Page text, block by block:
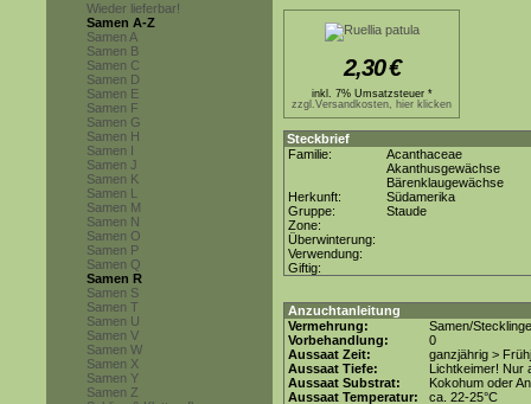
Wieder lieferbar!
Samen A-Z
Samen A
Samen B
Samen C
Samen D
Samen E
Samen F
Samen G
Samen H
Samen I
Samen J
Samen K
Samen L
Samen M
Samen N
Samen O
Samen P
Samen Q
Samen R
Samen S
Samen T
Samen U
Samen V
Samen W
Samen X
Samen Y
Samen Z
2,30€
inkl. 7% Umsatzsteuer *
zzgl.Versandkosten, hier klicken
Steckbrief
Familie:
Acanthaceae
Akanthusgewächse
Bärenklaugewächse
Herkunft:
Südamerika
Gruppe:
Staude
Zone:
Überwinterung:
Verwendung:
Giftig:
Anzuchtanleitung
Vermehrung:
Samen/Stecklinge
Vorbehandlung:
0
Aussaat Zeit:
ganzjährig >
Aussaat Tiefe:
Lichtkeimer! Nur
Aussaat Substrat:
Kokohum oder
Aussaat Temperatur:
ca. 22-25°C